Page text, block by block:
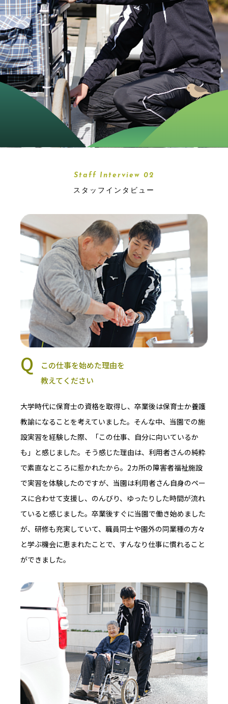
Staff Interview 02
スタッフインタビュー
この仕事を始めた理由を
教えてください
大学時代に保育士の資格を取得し、卒業後は保育士か養護
教諭になることを考えていました。そんな中、当園での施
設実習を経験した際、「この仕事、自分に向いているか
も」と感じました。そう感じた理由は、利用者さんの純粋
で素直なところに惹かれたから。2カ所の障害者福祉施設
で実習を体験したのですが、当園は利用者さん自身のペー
スに合わせて支援し、のんびり、ゆったりした時間が流れ
ていると感じました。卒業後すぐに当園で働き始めました
が、研修も充実していて、職員同士や園外の同業種の方々
と学ぶ機会に恵まれたことで、すんなり仕事に慣れること
ができました。